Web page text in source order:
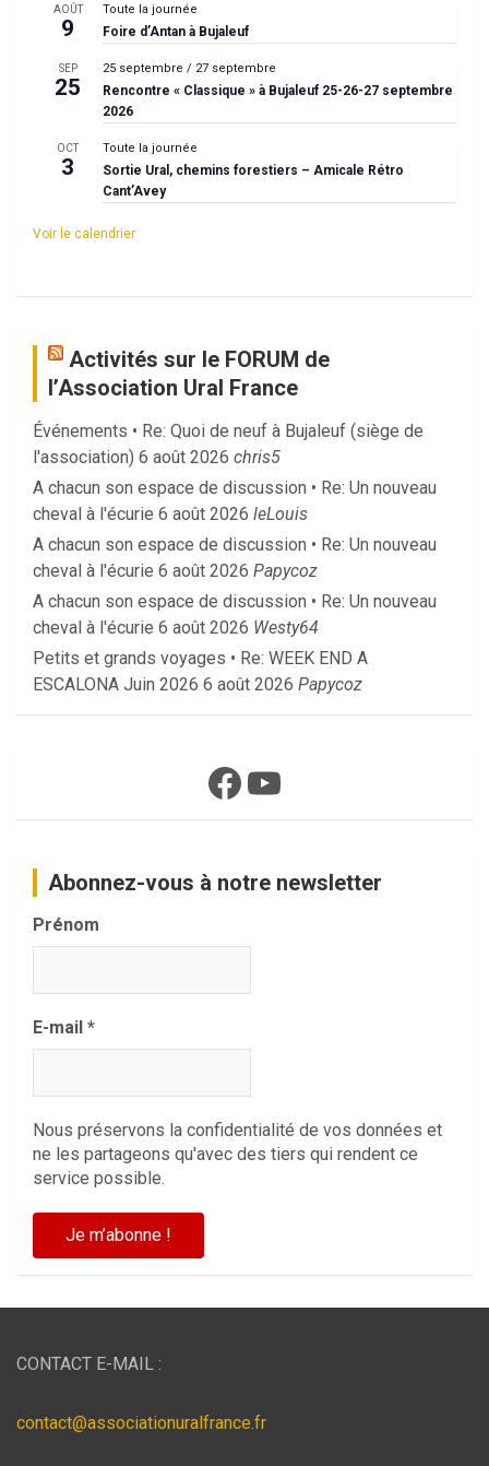
AOÛT
9
Toute la journée
Foire d’Antan à Bujaleuf
SEP
25
25 septembre / 27 septembre
Rencontre « Classique » à Bujaleuf 25-26-27 septembre
2026
OCT
3
Toute la journée
Sortie Ural, chemins forestiers – Amicale Rétro
Cant’Avey
Voir le calendrier
Activités sur le FORUM de
l’Association Ural France
Événements • Re: Quoi de neuf à Bujaleuf (siège de
l'association) 6 août 2026 chris5
A chacun son espace de discussion • Re: Un nouveau
cheval à l'écurie 6 août 2026 leLouis
A chacun son espace de discussion • Re: Un nouveau
cheval à l'écurie 6 août 2026 Papycoz
A chacun son espace de discussion • Re: Un nouveau
cheval à l'écurie 6 août 2026 Westy64
Petits et grands voyages • Re: WEEK END A
ESCALONA Juin 2026 6 août 2026 Papycoz
Facebook
YouTube
Abonnez-vous à notre newsletter
Prénom
E-mail *
Nous préservons la confidentialité de vos données et
ne les partageons qu'avec des tiers qui rendent ce
service possible.
CONTACT E-MAIL :
contact@associationuralfrance.fr